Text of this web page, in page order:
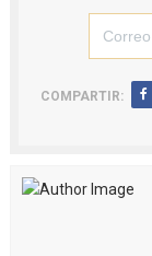
COMPARTIR: